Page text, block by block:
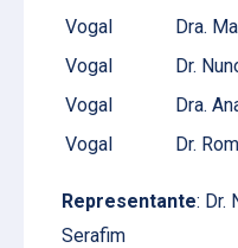
Vogal
Dra.
Vogal
Dr.
Vogal
Dra.
Vogal
Dr.
Representante: Dr.
Serafim